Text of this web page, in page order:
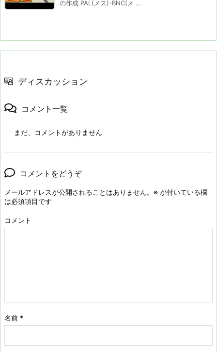
の作成 PAL(メス)-BNC(メ ...
ディスカッション
コメント一覧
まだ、コメントがありません
コメントをどうぞ
メールアドレスが公開されることはありません。 ※ が付いている欄
は必須項目です
コメント
名前 *